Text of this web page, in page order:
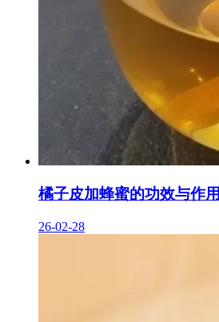
橘子皮加蜂蜜的功效与作用
26-02-28